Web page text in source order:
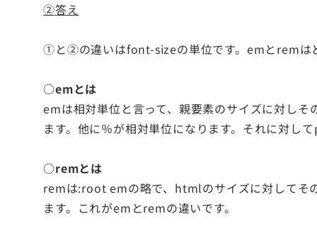
②答え
①と②の違いはfont-sizeの単位です。emとremは
○emとは
emは相対単位と言って、親要素のサイズに対し
ます。他に％が相対単位になります。それに対し
○remとは
remは:root emの略で、htmlのサイズに対してそ
ます。これがemとremの違いです。